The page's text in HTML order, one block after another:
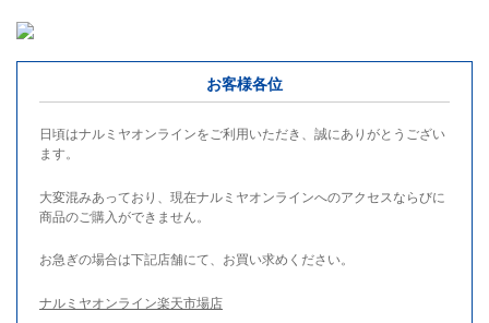
お客様各位
日頃はナルミヤオンラインをご利用いただき、誠にありがとうござい
ます。
大変混みあっており、現在ナルミヤオンラインへのアクセスならびに
商品のご購入ができません。
お急ぎの場合は下記店舗にて、お買い求めください。
ナルミヤオンライン楽天市場店